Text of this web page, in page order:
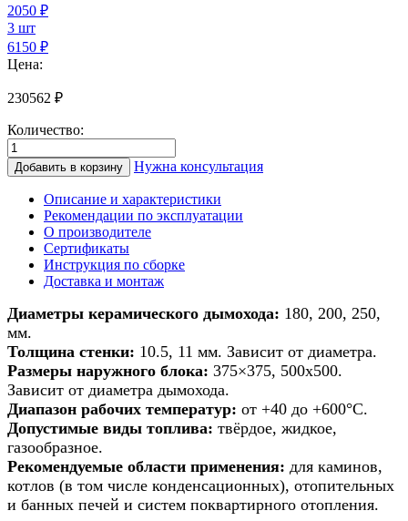
2050 ₽
3 шт
6150 ₽
Цена:
230562 ₽
Количество:
Количество
товара
Дымоход
керамики
банной
печи/
печи/
камина/
котла
d
160мм
h
7м
Добавить в корзину Нужна консультация
Описание и характеристики
Рекомендации по эксплуатации
О производителе
Сертификаты
Инструкция по сборке
Доставка и монтаж
Диаметры керамического дымохода: 180, 200, 250,
мм.
Толщина стенки: 10.5, 11 мм. Зависит от диаметра.
Размеры наружного блока: 375×375, 500х500.
Зависит от диаметра дымохода.
Диапазон рабочих температур: от +40 до +600°С.
Допустимые виды топлива: твёрдое, жидкое,
газообразное.
Рекомендуемые области применения: для каминов,
котлов (в том числе конденсационных), отопительных
и банных печей и систем поквартирного отопления.